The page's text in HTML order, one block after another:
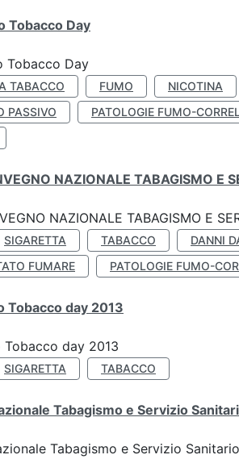
Tobacco Day
Tobacco Day
TABACCO FUMO NICOTINA
PASSIVO PATOLOGIE FUMO-
NAZIONALE TABAGISMO E
NAZIONALE TABAGISMO E
SIGARETTA TABACCO DANNI
FUMARE PATOLOGIE FUMO-
Tobacco day 2013
day 2013
SIGARETTA TABACCO
Tabagismo e Servizio
Tabagismo e Servizio